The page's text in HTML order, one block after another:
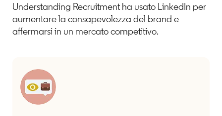
Understanding Recruitment ha usato LinkedIn per
aumentare la consapevolezza del brand e
affermarsi in un mercato competitivo.